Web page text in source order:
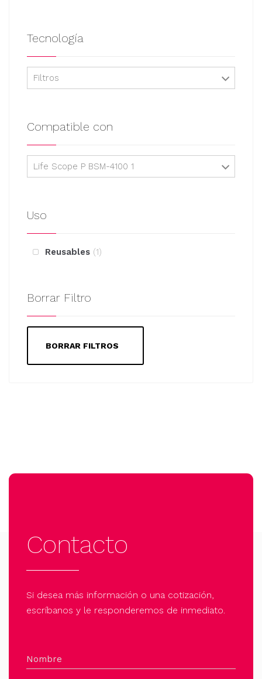
Tecnología
Filtros
Compatible con
Life Scope P BSM-4100 1
Uso
Reusables 1
Borrar Filtro
BORRAR FILTROS
Contacto
Si desea más información o una cotización,
escríbanos y le responderemos de inmediato.
Nombre